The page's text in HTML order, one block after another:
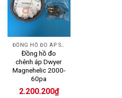
Đồng hồ đo
chênh áp Dwyer
Magnehelic 2000-
60pa
2.200.200₫